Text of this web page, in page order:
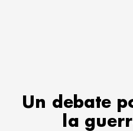
Un debate
la